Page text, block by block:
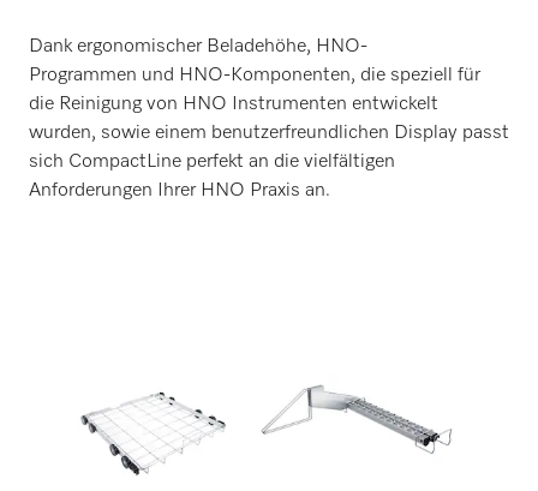
Dank ergonomischer Beladehöhe, HNO-
Programmen und HNO-Komponenten, die speziell für
die Reinigung von HNO Instrumenten entwickelt
wurden, sowie einem benutzerfreundlichen Display passt
sich CompactLine perfekt an die vielfältigen
Anforderungen Ihrer HNO Praxis an.